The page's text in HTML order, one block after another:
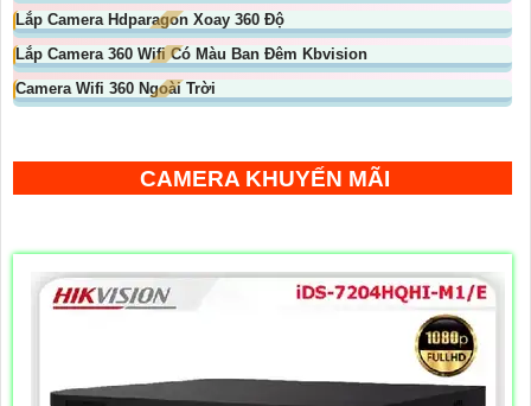
Lắp Camera Hdparagon Xoay 360 Độ
Lắp Camera 360 Wifi Có Màu Ban Đêm Kbvision
Camera Wifi 360 Ngoài Trời
CAMERA KHUYẾN MÃI